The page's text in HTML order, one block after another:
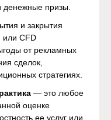
денежные призы.
и закрытия
или CFD
от рекламных
сделок,
стратегиях.
— это любое
оценке
ее услуг или